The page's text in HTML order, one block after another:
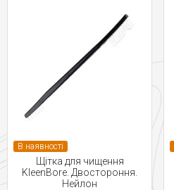
В наявності
Щітка для чищення
KleenBore. Двостороння.
Нейлон